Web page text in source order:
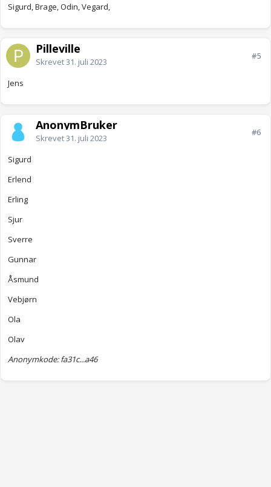
Sigurd, Brage, Odin, Vegard,
Pilleville
Skrevet31. juli 2023
#5
Jens
AnonymBruker
Skrevet31. juli 2023
#6
Sigurd
Erlend
Erling
Sjur
Sverre
Gunnar
Åsmund
Vebjørn
Ola
Olav
Anonymkode: fa31c...a46